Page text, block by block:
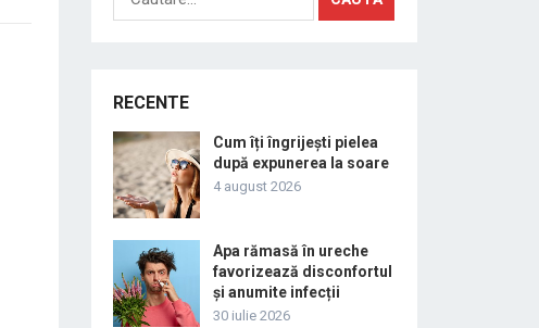
după:
RECENTE
Cum îți îngrijești pielea
după expunerea la soare
4 august 2026
Apa rămasă în ureche
favorizează disconfortul
și anumite infecții
30 iulie 2026